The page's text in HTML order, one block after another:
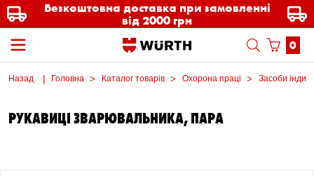
Безкоштовна доставка при замовленні
від 2000 грн
0
Назад Головна Каталог товарів Охорона праці Засоби
РУКАВИЦІ ЗВАРЮВАЛЬНИКА, ПАРА